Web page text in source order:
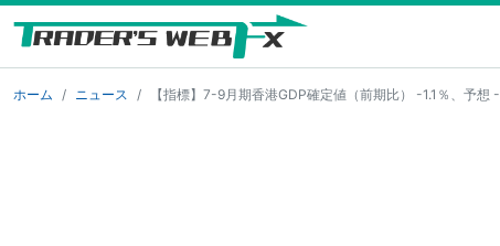
ホーム ニュース 【指標】7-9月期香港GDP確定値（前期比） -1.1％、予想 -